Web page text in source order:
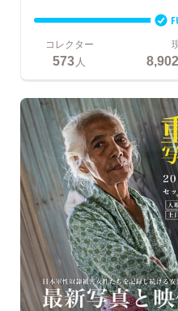
コレクター
573人